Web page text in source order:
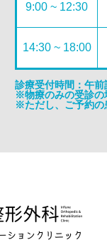
9:00 ~ 12:30
14:30 ~ 18:00
診療受付時間：午
※物療のみの受診の
※ただし、ご予約の